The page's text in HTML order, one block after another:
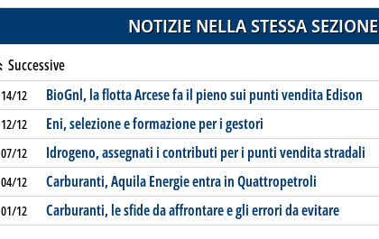
NOTIZIE NELLA STESSA SEZIONE
Successive
14/12 BioGnl, la flotta Arcese fa il pieno sui punti vendita Edison
12/12 Eni, selezione e formazione per i gestori
07/12 Idrogeno, assegnati i contributi per i punti vendita stradali
04/12 Carburanti, Aquila Energie entra in Quattropetroli
01/12 Carburanti, le sfide da affrontare e gli errori da evitare